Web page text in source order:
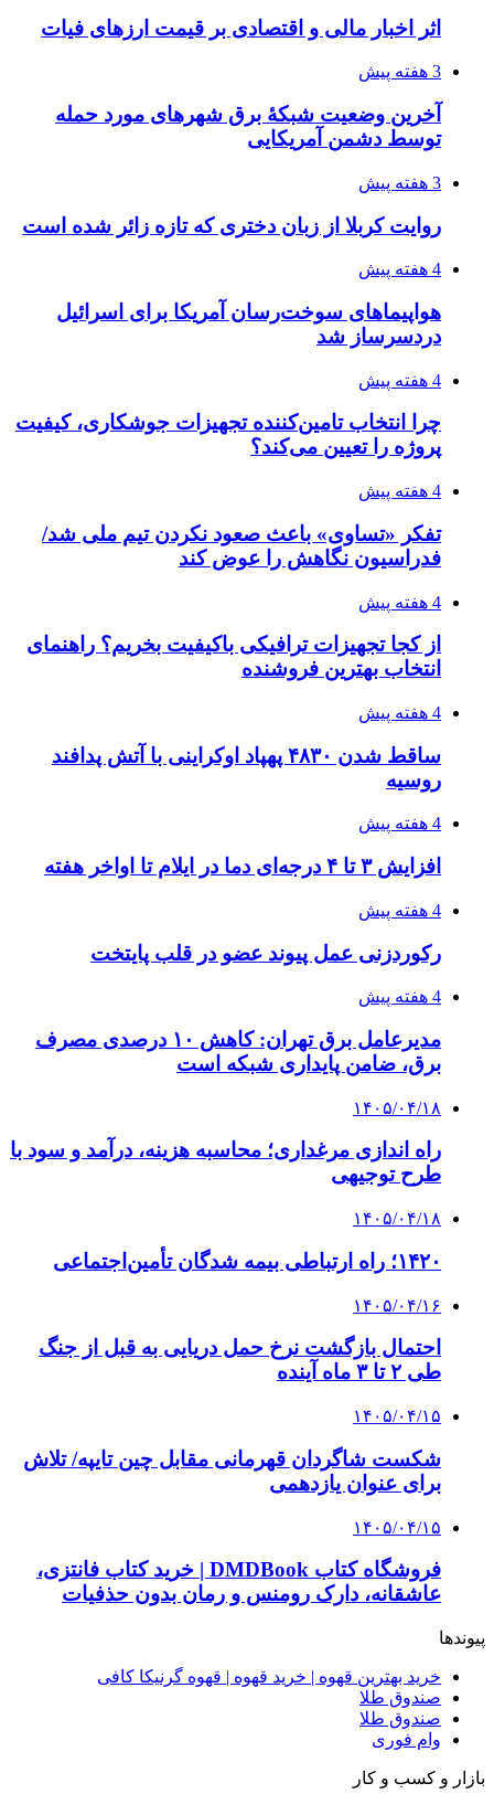
4 هفته پیش
روسیه
4 هفته پیش
۱۴۰۵/۰۴/۱۸
راه اندازی مرغداری؛ محاسبه هزینه، درآمد و سود با
۱۴۰۵/۰۴/۱۸
۱۴۲۰؛ راه ارتباطی بیمه شدگان تأمین‌اجتماعی
۱۴۰۵/۰۴/۱۶
احتمال بازگشت نرخ حمل دریایی به قبل از جنگ
طی ۲ تا ۳ ماه آینده
۱۴۰۵/۰۴/۱۵
شکست شاگردان قهرمانی مقابل چین تایپه/ تلاش
برای عنوان یازدهمی
۱۴۰۵/۰۴/۱۵
فروشگاه کتاب DMDBook | خرید کتاب فانتزی،
صندوق طلا
وام فوری
بازار و کسب و کار
3 هفته پیش
خرید ابزار آلات دستی و صنعتی زیر قیمت بازار؛
چطور ابزار اصل را با بهترین قیمت تهیه کنیم؟
4 هفته پیش
چرا انتخاب تامین‌کننده تجهیزات جوشکاری، کیفیت
پروژه را تعیین می‌کند؟
4 هفته پیش
از کجا تجهیزات ترافیکی باکیفیت بخریم؟ راهنمای
انتخاب بهترین فروشنده
۱۴۰۵/۰۴/۱۸
راه اندازی مرغداری؛ محاسبه هزینه، درآمد و سود با
طرح توجیهی
۱۴۰۵/۰۴/۱۵
فروشگاه کتاب DMDBook | خرید کتاب فانتزی،
عاشقانه، دارک رومنس و رمان بدون حذفیات
۱۴۰۵/۰۴/۱۴
راهنمای جامع خرید تجهیزات اندازه گیری؛ چطور
دقیق‌ترین ابزارها را آنلاین بخریم؟
۱۴۰۵/۰۴/۰۹